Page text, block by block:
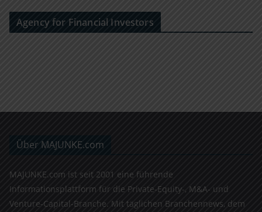
Agency for Financial Investors
Über MAJUNKE.com
MAJUNKE.com ist seit 2001 eine führende
Informationsplattform für die Private-Equity-, M&A- und
Venture-Capital-Branche. Mit täglichen Branchennews, dem